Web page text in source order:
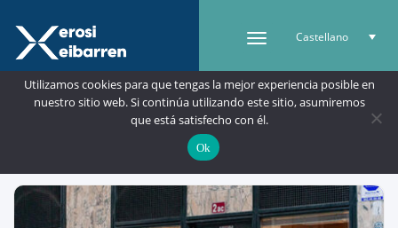
Castellano
Buscar
Utilizamos cookies para que tengas la mejor experiencia posible en
nuestro sitio web. Si continúa utilizando este sitio, asumiremos
que está satisfecho con él.
Ok